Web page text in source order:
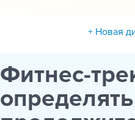
+ Новая
Фитнес-